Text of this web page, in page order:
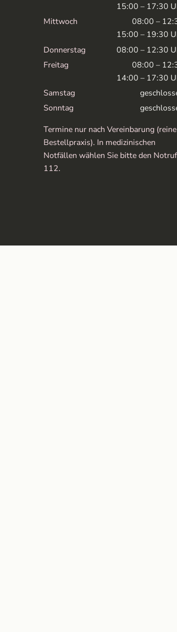
15:00 – 17:30
Mittwoch
08:00 –
15:00 – 19:30
Donnerstag
08:00 – 12:30
Freitag
08:00 –
14:00 – 17:30
Samstag
Sonntag
Termine nur nach Vereinbarung (reine
Bestellpraxis). In medizinischen
Notfällen wählen Sie bitte den Notruf
112.